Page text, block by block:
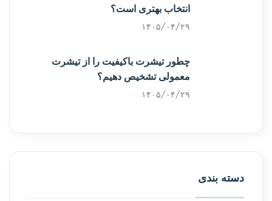
انتخاب بهتری است؟
۱۴۰۵/۰۴/۲۹
چطور تیشرت باکیفیت را از تیشرت
معمولی تشخیص دهیم؟
۱۴۰۵/۰۴/۲۹
دسته بندی